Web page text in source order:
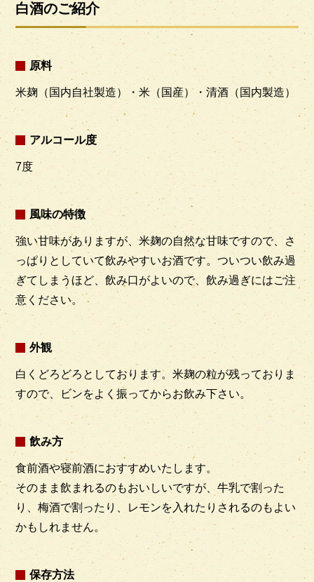
白酒のご紹介
原料
米麹（国内自社製造）・米（国産）・清酒（国内製造）
アルコール度
7度
風味の特徴
強い甘味がありますが、米麹の自然な甘味ですので、さ
っぱりとしていて飲みやすいお酒です。ついつい飲み過
ぎてしまうほど、飲み口がよいので、飲み過ぎにはご注
意ください。
外観
白くどろどろとしております。米麹の粒が残っておりま
すので、ビンをよく振ってからお飲み下さい。
飲み方
食前酒や寝前酒におすすめいたします。
そのまま飲まれるのもおいしいですが、牛乳で割った
り、梅酒で割ったり、レモンを入れたりされるのもよい
かもしれません。
保存方法